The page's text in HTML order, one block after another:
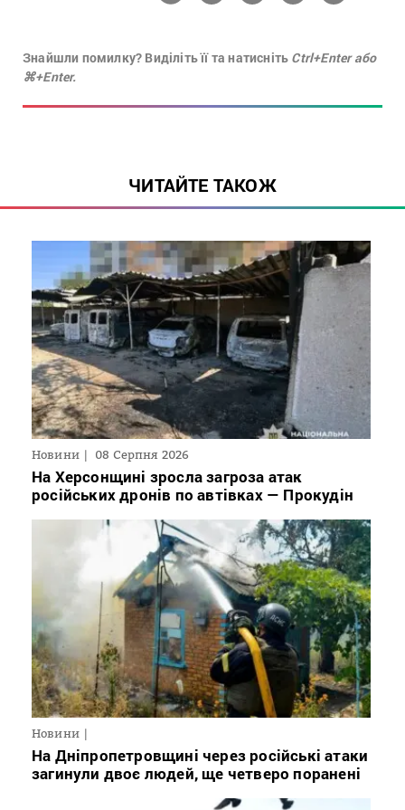
Знайшли помилку? Виділіть її та натисніть Ctrl+Enter або
⌘+Enter.
ЧИТАЙТЕ ТАКОЖ
Новини 08 Серпня 2026
На Херсонщині зросла загроза атак
російських дронів по автівках — Прокудін
Новини
На Дніпропетровщині через російські атаки
загинули двоє людей, ще четверо поранені